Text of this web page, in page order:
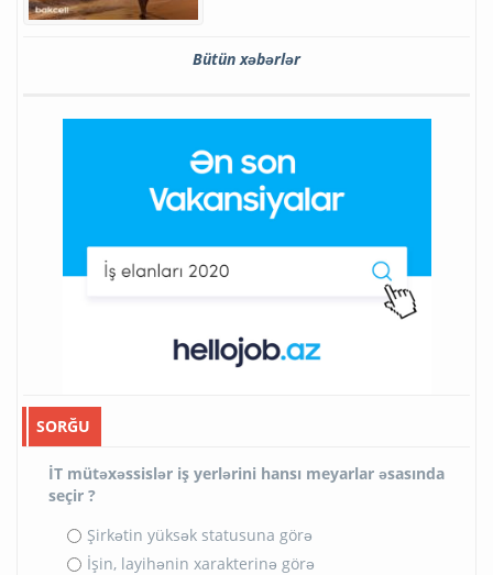
Bütün xəbərlər
SORĞU
İT mütəxəssislər iş yerlərini hansı meyarlar əsasında
seçir ?
Şirkətin yüksək statusuna görə
İşin, layihənin xarakterinə görə